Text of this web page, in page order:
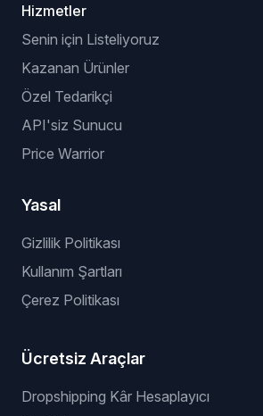
Hizmetler
Senin için Listeliyoruz
Kazanan Ürünler
Özel Tedarikçi
API'siz Sunucu
Price Warrior
Yasal
Gizlilik Politikası
Kullanım Şartları
Çerez Politikası
Ücretsiz Araçlar
Dropshipping Kâr Hesaplayıcı